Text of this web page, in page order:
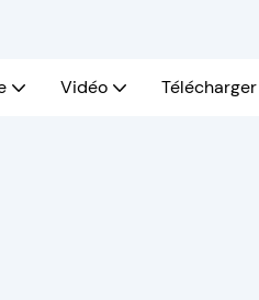
Vidéo Télécharger